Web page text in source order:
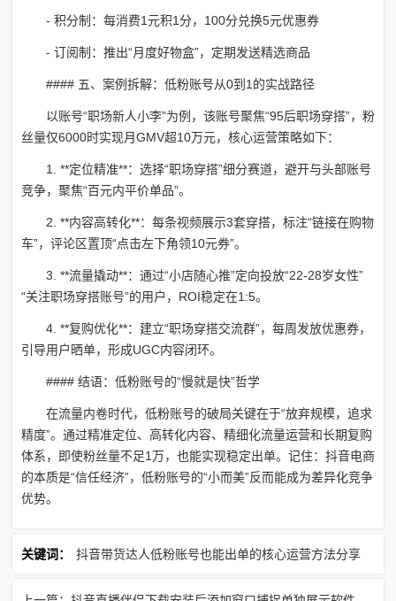
- 积分制：每消费1元积1分，100分兑换5元优惠券
- 订阅制：推出“月度好物盒”，定期发送精选商品
#### 五、案例拆解：低粉账号从0到1的实战路径
以账号“职场新人小李”为例，该账号聚焦“95后职场穿搭”，粉
丝量仅6000时实现月GMV超10万元，核心运营策略如下：
1. **定位精准**：选择“职场穿搭”细分赛道，避开与头部账号
竞争，聚焦“百元内平价单品”。
2. **内容高转化**：每条视频展示3套穿搭，标注“链接在购物
车”，评论区置顶“点击左下角领10元券”。
3. **流量撬动**：通过“小店随心推”定向投放“22-28岁女性”
“关注职场穿搭账号”的用户，ROI稳定在1:5。
4. **复购优化**：建立“职场穿搭交流群”，每周发放优惠券，
引导用户晒单，形成UGC内容闭环。
#### 结语：低粉账号的“慢就是快”哲学
在流量内卷时代，低粉账号的破局关键在于“放弃规模，追求
精度”。通过精准定位、高转化内容、精细化流量运营和长期复购
体系，即使粉丝量不足1万，也能实现稳定出单。记住：抖音电商
的本质是“信任经济”，低粉账号的“小而美”反而能成为差异化竞争
优势。
关键词： 抖音带货达人低粉账号也能出单的核心运营方法分享